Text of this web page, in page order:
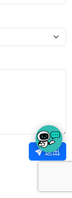
送出